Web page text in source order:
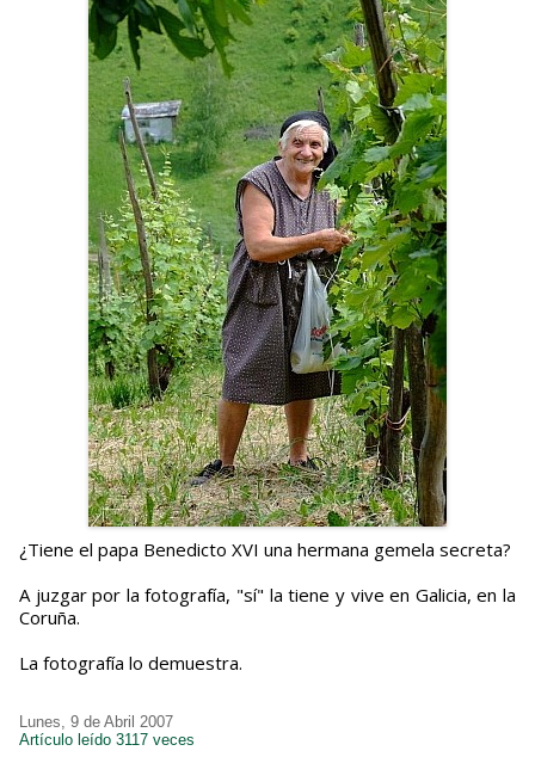
¿Tiene el papa Benedicto XVI una hermana gemela secreta?
A juzgar por la fotografía, "sí" la tiene y vive en Galicia, en la
Coruña.
La fotografía lo demuestra.
Lunes, 9 de Abril 2007
Artículo leído 3117 veces